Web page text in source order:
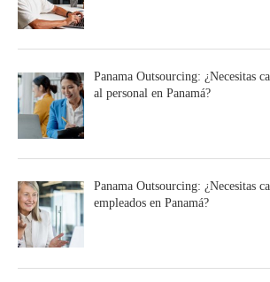
Panama Outsourcing: ¿Necesitas
al personal en Panamá?
Panama Outsourcing: ¿Necesitas
empleados en Panamá?